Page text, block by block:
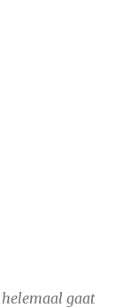
gaat